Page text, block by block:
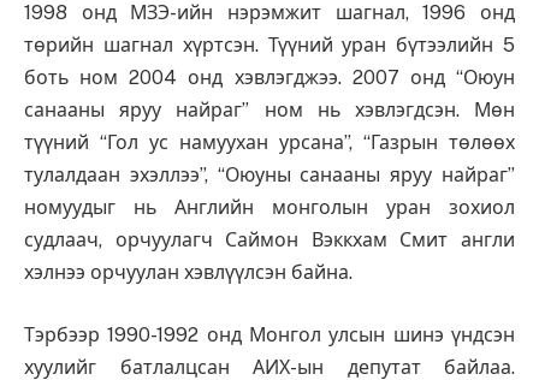
1998 онд МЗЭ-ийн нэрэмжит шагнал, 1996 онд
төрийн шагнал хүртсэн. Түүний уран бүтээлийн 5
боть ном 2004 онд хэвлэгджээ. 2007 онд “Оюун
санааны яруу найраг” ном нь хэвлэгдсэн. Мөн
түүний “Гол ус намуухан урсана”, “Газрын төлөөх
тулалдаан эхэллээ”, “Оюуны санааны яруу найраг”
номуудыг нь Английн монголын уран зохиол
судлаач, орчуулагч Саймон Вэккхам Смит англи
хэлнээ орчуулан хэвлүүлсэн байна.
Тэрбээр 1990-1992 онд Монгол улсын шинэ үндсэн
хуулийг батлалцсан АИХ-ын депутат байлаа.